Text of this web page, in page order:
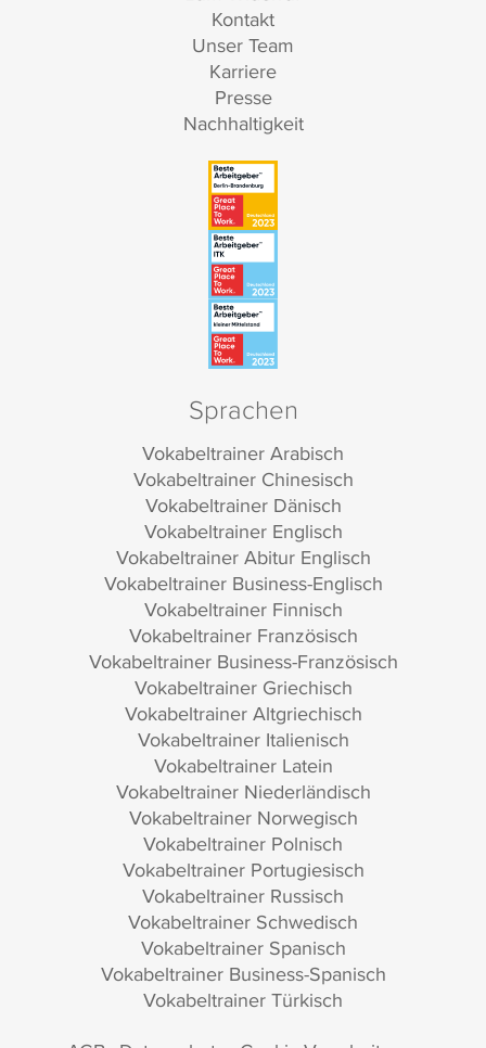
Kontakt
Unser Team
Karriere
Presse
Nachhaltigkeit
Sprachen
Vokabeltrainer Arabisch
Vokabeltrainer Chinesisch
Vokabeltrainer Dänisch
Vokabeltrainer Englisch
Vokabeltrainer Abitur Englisch
Vokabeltrainer Business-Englisch
Vokabeltrainer Finnisch
Vokabeltrainer Französisch
Vokabeltrainer Business-Französisch
Vokabeltrainer Griechisch
Vokabeltrainer Altgriechisch
Vokabeltrainer Italienisch
Vokabeltrainer Latein
Vokabeltrainer Niederländisch
Vokabeltrainer Norwegisch
Vokabeltrainer Polnisch
Vokabeltrainer Portugiesisch
Vokabeltrainer Russisch
Vokabeltrainer Schwedisch
Vokabeltrainer Spanisch
Vokabeltrainer Business-Spanisch
Vokabeltrainer Türkisch